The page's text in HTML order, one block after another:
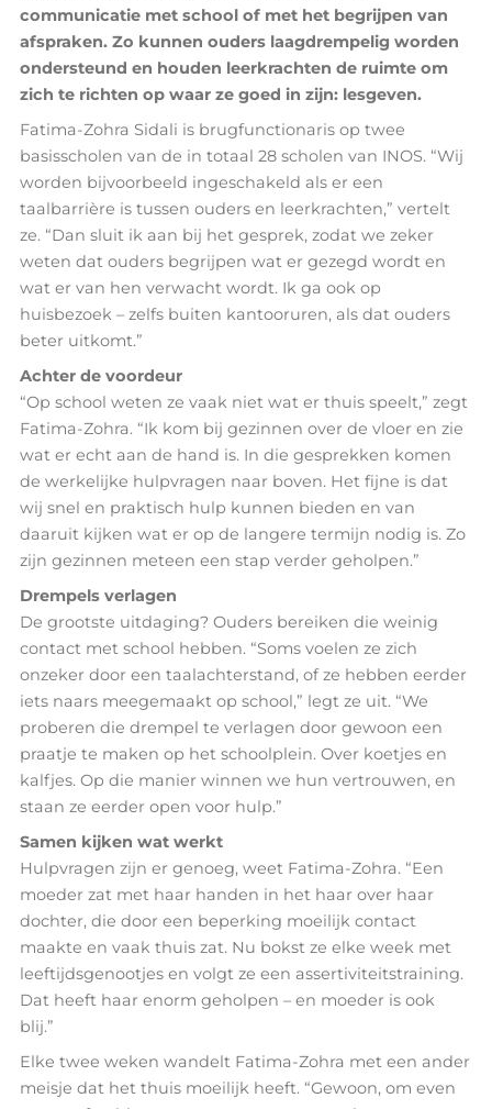
communicatie met school of met het begrijpen van
afspraken. Zo kunnen ouders laagdrempelig worden
ondersteund en houden leerkrachten de ruimte om
zich te richten op waar ze goed in zijn: lesgeven.
Fatima-Zohra Sidali is brugfunctionaris op twee
basisscholen van de in totaal 28 scholen van INOS. “Wij
worden bijvoorbeeld ingeschakeld als er een
taalbarrière is tussen ouders en leerkrachten,” vertelt
ze. “Dan sluit ik aan bij het gesprek, zodat we zeker
weten dat ouders begrijpen wat er gezegd wordt en
wat er van hen verwacht wordt. Ik ga ook op
huisbezoek – zelfs buiten kantooruren, als dat ouders
beter uitkomt.”
Achter de voordeur
“Op school weten ze vaak niet wat er thuis speelt,” zegt
Fatima-Zohra. “Ik kom bij gezinnen over de vloer en zie
wat er echt aan de hand is. In die gesprekken komen
de werkelijke hulpvragen naar boven. Het fijne is dat
wij snel en praktisch hulp kunnen bieden en van
daaruit kijken wat er op de langere termijn nodig is. Zo
zijn gezinnen meteen een stap verder geholpen.”
Drempels verlagen
De grootste uitdaging? Ouders bereiken die weinig
contact met school hebben. “Soms voelen ze zich
onzeker door een taalachterstand, of ze hebben eerder
iets naars meegemaakt op school,” legt ze uit. “We
proberen die drempel te verlagen door gewoon een
praatje te maken op het schoolplein. Over koetjes en
kalfjes. Op die manier winnen we hun vertrouwen, en
staan ze eerder open voor hulp.”
Samen kijken wat werkt
Hulpvragen zijn er genoeg, weet Fatima-Zohra. “Een
moeder zat met haar handen in het haar over haar
dochter, die door een beperking moeilijk contact
maakte en vaak thuis zat. Nu bokst ze elke week met
leeftijdsgenootjes en volgt ze een assertiviteitstraining.
Dat heeft haar enorm geholpen – en moeder is ook
blij.”
Elke twee weken wandelt Fatima-Zohra met een ander
meisje dat het thuis moeilijk heeft. “Gewoon, om even